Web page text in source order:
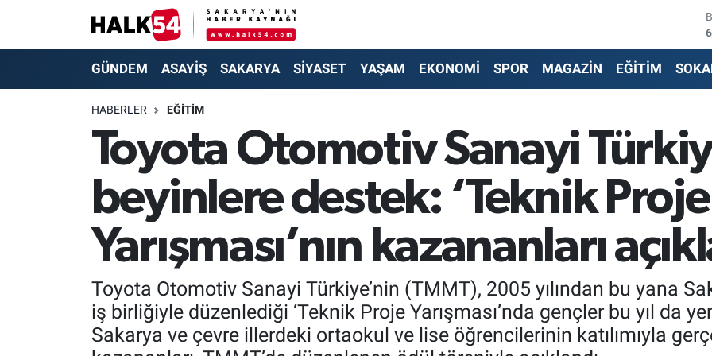
GÜNDEM ASAYİŞ SAKARYA SİYASET YAŞAM EKONOMİ SPOR MAGAZİN EĞİTİM
HABERLER EĞİTİM
Toyota Otomotiv Sanayi
beyinlere destek: ‘Teknik Proje
Yarışması’nın kazananları
Toyota Otomotiv Sanayi Türkiye’nin (TMMT), 2005 yılından bu yana
iş birliğiyle düzenlediği ‘Teknik Proje Yarışması’nda gençler bu yıl da
Sakarya ve çevre illerdeki ortaokul ve lise öğrencilerinin katılımıyla
GÜNDEM
SAKARYA
EKONOMİ
SOKAK RÖPORTAJLARI
Adapazarı Nöbetçi Eczaneler
Adapazarı Hava Durumu
Adapazarı Trafik Yoğunluk Haritası
Süper Lig Puan Durumu ve Fikstür
Son Dakika Haberleri
Haber Arşivi